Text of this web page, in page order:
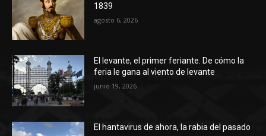
1839
agosto 6, 2026
El levante, el primer feriante. De cómo la
feria le gana al viento de levante
junio 19, 2026
El hantavirus de ahora, la rabia del pasado